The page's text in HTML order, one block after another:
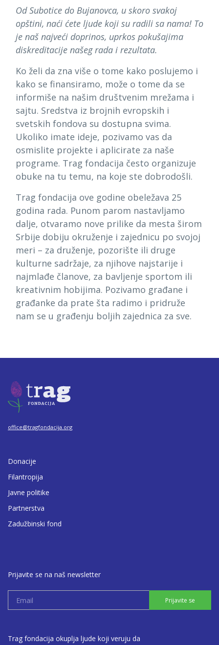
Od Subotice do Bujanovca, u skoro svakoj
opštini, naći ćete ljude koji su radili sa nama! To
je naš najveći doprinos, uprkos pokušajima
diskreditacije našeg rada i rezultata.
Ko želi da zna više o tome kako poslujemo i
kako se finansiramo, može o tome da se
informiše na našim društvenim mrežama i
sajtu. Sredstva iz brojnih evropskih i
svetskih fondova su dostupna svima.
Ukoliko imate ideje, pozivamo vas da
osmislite projekte i aplicirate za naše
programe. Trag fondacija često organizuje
obuke na tu temu, na koje ste dobrodošli.
Trag fondacija ove godine obeležava 25
godina rada. Punom parom nastavljamo
dalje, otvaramo nove prilike da mesta širom
Srbije dobiju okruženje i zajednicu po svojoj
meri – za druženje, pozorište ili druge
kulturne sadržaje, za njihove najstarije i
najmlađe članove, za bavljenje sportom ili
kreativnim hobijima. Pozivamo građane i
građanke da prate šta radimo i pridruže
nam se u građenju boljih zajednica za sve.
office@tragfondacija.org
Donacije
Filantropija
Javne politike
Partnerstva
Zadužbinski fond
Prijavite se na naš newsletter
Prijavite se
Trag fondacija okuplja ljude koji veruju da